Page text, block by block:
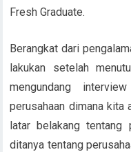
Fresh Graduate.
Berangkat dari
lakukan setelah
mengundang
perusahaan dimana
latar belakang tentang
ditanya tentang